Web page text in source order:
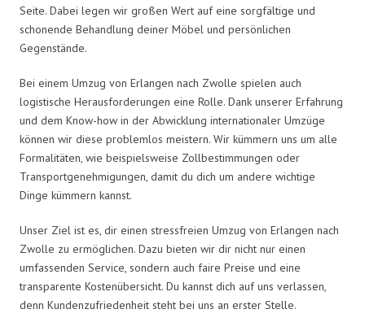
Seite. Dabei legen wir großen Wert auf eine sorgfältige und
schonende Behandlung deiner Möbel und persönlichen
Gegenstände.
Bei einem Umzug von Erlangen nach Zwolle spielen auch
logistische Herausforderungen eine Rolle. Dank unserer Erfahrung
und dem Know-how in der Abwicklung internationaler Umzüge
können wir diese problemlos meistern. Wir kümmern uns um alle
Formalitäten, wie beispielsweise Zollbestimmungen oder
Transportgenehmigungen, damit du dich um andere wichtige
Dinge kümmern kannst.
Unser Ziel ist es, dir einen stressfreien Umzug von Erlangen nach
Zwolle zu ermöglichen. Dazu bieten wir dir nicht nur einen
umfassenden Service, sondern auch faire Preise und eine
transparente Kostenübersicht. Du kannst dich auf uns verlassen,
denn Kundenzufriedenheit steht bei uns an erster Stelle.